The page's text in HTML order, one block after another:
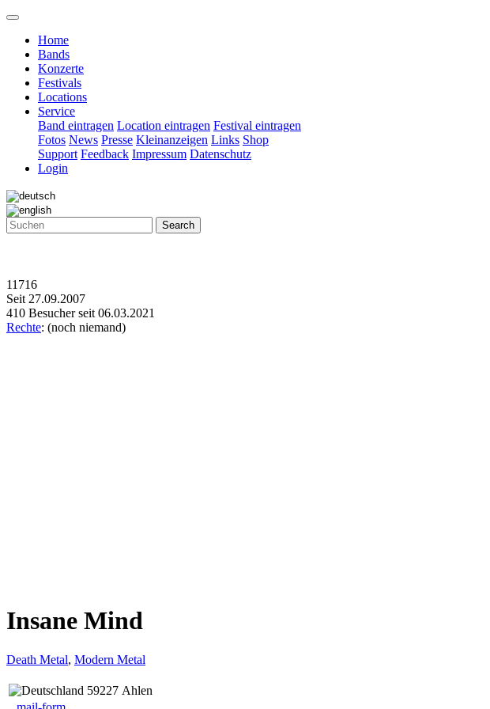
Home
Bands
Konzerte
Festivals
Locations
Service
Band eintragen Location eintragen Festival eintragen
Fotos News Presse Kleinanzeigen Links Shop
Support Feedback Impressum Datenschutz
Login
Search
11716
Seit 27.09.2007
410 Besucher seit 06.03.2021
Rechte: (noch niemand)
Insane Mind
Death Metal, Modern Metal
59227 Ahlen